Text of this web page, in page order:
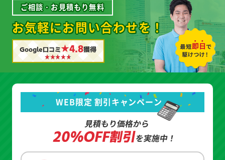
ご相談・お見積もり無料
お気軽にお問い合わせを！
Google口コミ★4.8獲得
WEB限定 割引キャンペーン
見積もり価格から
20%OFF割引を実施中！